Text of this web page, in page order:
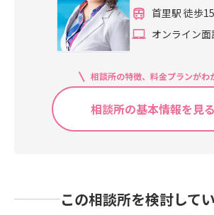
首里駅 徒歩
オンライン
相談所の特徴、料金プランがわ
相談所の基本情報を見る
この相談所を検討して